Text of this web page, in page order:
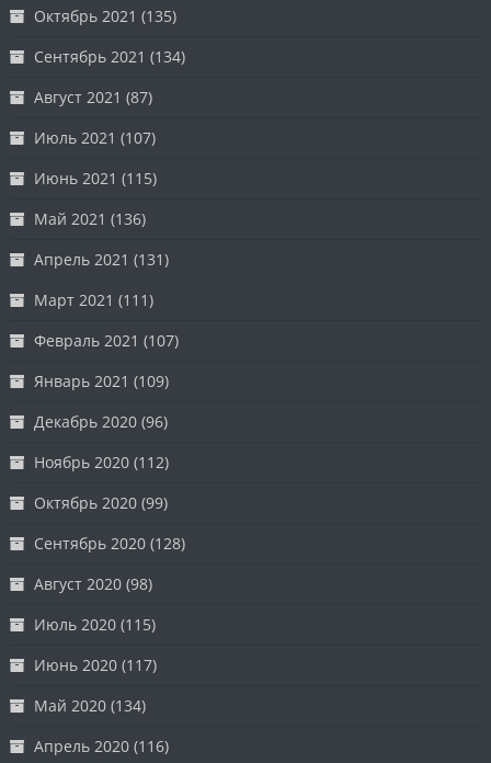
Октябрь 2021 (135)
Сентябрь 2021 (134)
Август 2021 (87)
Июль 2021 (107)
Июнь 2021 (115)
Май 2021 (136)
Апрель 2021 (131)
Март 2021 (111)
Февраль 2021 (107)
Январь 2021 (109)
Декабрь 2020 (96)
Ноябрь 2020 (112)
Октябрь 2020 (99)
Сентябрь 2020 (128)
Август 2020 (98)
Июль 2020 (115)
Июнь 2020 (117)
Май 2020 (134)
Апрель 2020 (116)